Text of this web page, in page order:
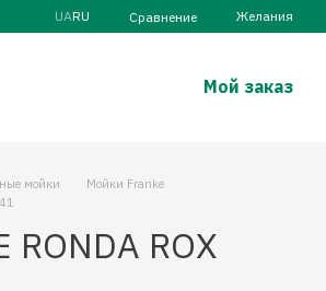
UARU Сравнение Желания
Мой заказ
мойки
Мойки Franke
ROX